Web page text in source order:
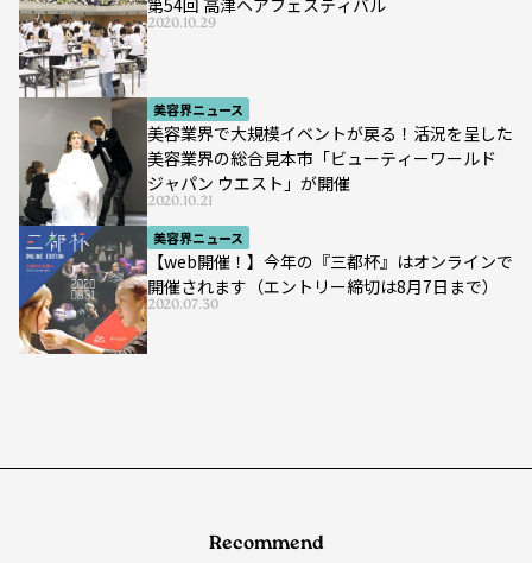
第54回 高津ヘアフェスティバル
2020.10.29
美容界ニュース
美容業界で大規模イベントが戻る！活況を呈した
美容業界の総合見本市「ビューティーワールド
ジャパン ウエスト」が開催
2020.10.21
美容界ニュース
【web開催！】今年の『三都杯』はオンラインで
開催されます（エントリー締切は8月7日まで）
2020.07.30
Recommend